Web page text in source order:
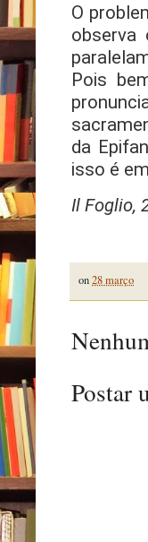
O
observa
Pois
da
isso é
Il Foglio,
on28 março
Postar